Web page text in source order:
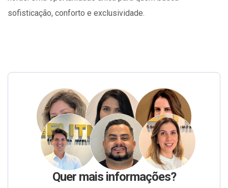
sofisticação, conforto e exclusividade.
Quer mais informações?